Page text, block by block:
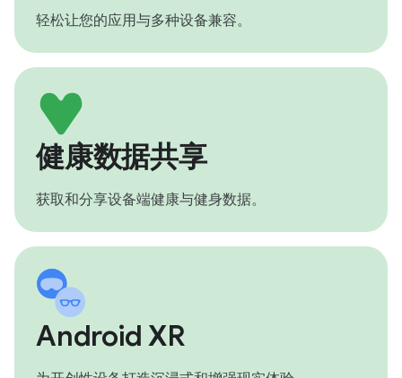
轻松让您的应用与多种设备兼容。
健康数据共享
获取和分享设备端健康与健身数据。
Android XR